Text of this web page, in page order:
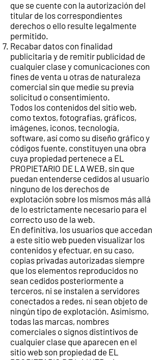
que se cuente con la autorización del
titular de los correspondientes
derechos o ello resulte legalmente
permitido.
Recabar datos con finalidad
publicitaria y de remitir publicidad de
cualquier clase y comunicaciones con
fines de venta u otras de naturaleza
comercial sin que medie su previa
solicitud o consentimiento.
Todos los contenidos del sitio web,
como textos, fotografías, gráficos,
imágenes, iconos, tecnología,
software, así como su diseño gráfico y
códigos fuente, constituyen una obra
cuya propiedad pertenece a EL
PROPIETARIO DE LA WEB, sin que
puedan entenderse cedidos al usuario
ninguno de los derechos de
explotación sobre los mismos más allá
de lo estrictamente necesario para el
correcto uso de la web.
En definitiva, los usuarios que accedan
a este sitio web pueden visualizar los
contenidos y efectuar, en su caso,
copias privadas autorizadas siempre
que los elementos reproducidos no
sean cedidos posteriormente a
terceros, ni se instalen a servidores
conectados a redes, ni sean objeto de
ningún tipo de explotación. Asimismo,
todas las marcas, nombres
comerciales o signos distintivos de
cualquier clase que aparecen en el
sitio web son propiedad de EL